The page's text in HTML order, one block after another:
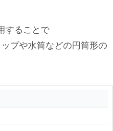
することで
プや水筒などの円筒形の